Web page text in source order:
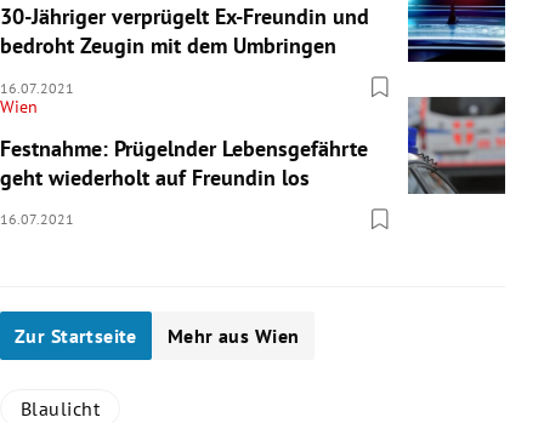
30-Jähriger verprügelt Ex-Freundin und
bedroht Zeugin mit dem Umbringen
16.07.2021
Wien
Festnahme: Prügelnder Lebensgefährte
geht wiederholt auf Freundin los
16.07.2021
Zur Startseite Mehr aus Wien
Blaulicht